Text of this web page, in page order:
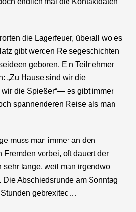
endlich mal die Kontaktdaten
die Lagerfeuer, überall wo es
gibt werden Reisegeschichten
geboren. Ein Teilnehmer
„Zu Hause sind wir die
wir die Spießer“— es gibt immer
spannenderen Reise als man
muss man immer an den
Fremden vorbei, oft dauert der
sehr lange, weil man irgendwo
Die Abschiedsrunde am Sonntag
gebrexited…